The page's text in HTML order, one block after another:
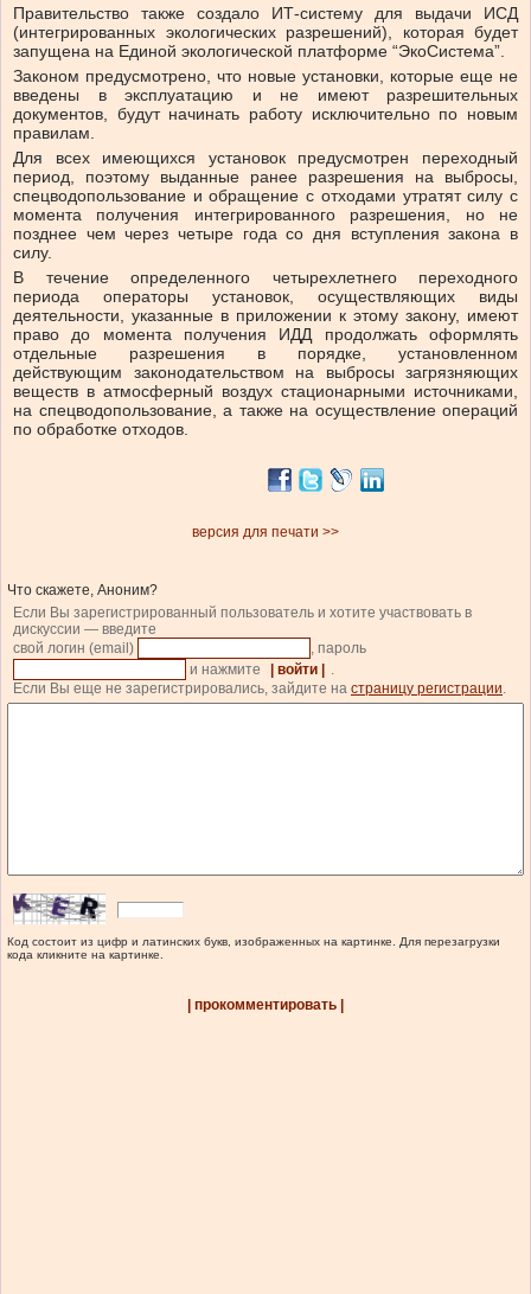
Правительство также создало ИТ-систему для выдачи ИСД
(интегрированных экологических разрешений), которая будет
запущена на Единой экологической платформе “ЭкоСистема”.
Законом предусмотрено, что новые установки, которые еще не
введены в эксплуатацию и не имеют разрешительных
документов, будут начинать работу исключительно по новым
правилам.
Для всех имеющихся установок предусмотрен переходный
период, поэтому выданные ранее разрешения на выбросы,
спецводопользование и обращение с отходами утратят силу с
момента получения интегрированного разрешения, но не
позднее чем через четыре года со дня вступления закона в
силу.
В течение определенного четырехлетнего переходного
периода операторы установок, осуществляющих виды
деятельности, указанные в приложении к этому закону, имеют
право до момента получения ИДД продолжать оформлять
отдельные разрешения в порядке, установленном
действующим законодательством на выбросы загрязняющих
веществ в атмосферный воздух стационарными источниками,
на спецводопользование, а также на осуществление операций
по обработке отходов.
версия для печати >>
Что скажете, Аноним?
Если Вы зарегистрированный пользователь и хотите участвовать в
дискуссии — введите
свой логин (email)
, пароль
и нажмите
| войти |
.
Если Вы еще не зарегистрировались, зайдите на страницу регистрации.
Код состоит из цифр и латинских букв, изображенных на картинке. Для перезагрузки
кода кликните на картинке.
| прокомментировать |